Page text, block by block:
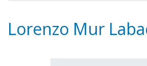
Lorenzo Mur